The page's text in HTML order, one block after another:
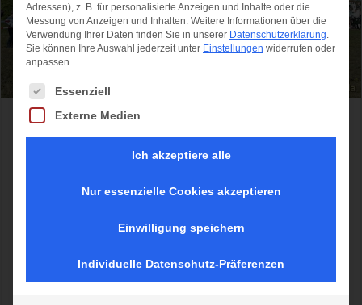
1. Highland Games Taufkirchen ein voller
Bayern und Schotten haben viel gemeinsam: den weißblauen
sein – gesellige Feste und Feiern.
Dies konnten am vergangenen Sonntag, 29. September die Besucher
Adressen), z. B. für personalisierte Anzeigen und Inhalte oder die
Messung von Anzeigen und Inhalten. Weitere Informationen über die
Verwendung Ihrer Daten finden Sie in unserer Datenschutzerklärung.
Sie können Ihre Auswahl jederzeit unter Einstellungen widerrufen oder
anpassen.
Es folgt eine Liste der Service-Gruppen, für die eine Einwilligung
Essenziell
Externe Medien
Ich akzeptiere alle
Nur essenzielle Cookies akzeptieren
Einwilligung speichern
Individuelle Datenschutz-Präferenzen